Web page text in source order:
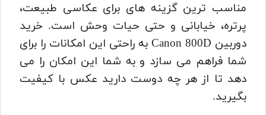
مناسب ترین گزینه های برای عکاسی طبیعت،
پرتره، خیابانی و حتی حیات وحش است. خرید
دوربین Canon 800D به راحتی این امکانات را برای
شما فراهم می سازد و به شما این امکان را می
دهد تا از هر چه دوست دارید عکس با کیفیت
بگیرید.